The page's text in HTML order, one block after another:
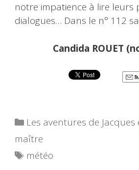
notre impatience à lire leurs
dialogues… Dans le n° 112
Candida ROUET
Catégories
Les aventures de Jacques
maître
Étiquettes
météo